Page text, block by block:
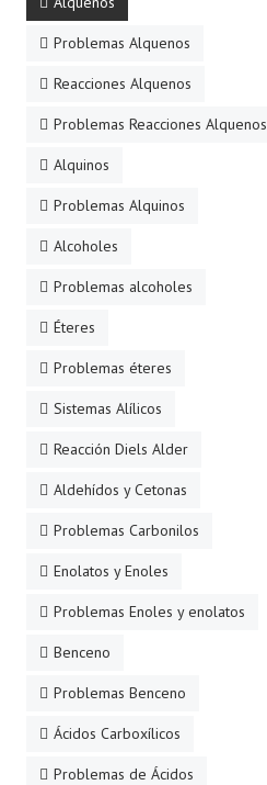
Problemas Alquenos
Reacciones Alquenos
Problemas Reacciones Alquenos
Alquinos
Problemas Alquinos
Alcoholes
Problemas alcoholes
Éteres
Problemas éteres
Sistemas Alílicos
Reacción Diels Alder
Aldehídos y Cetonas
Problemas Carbonilos
Enolatos y Enoles
Problemas Enoles y enolatos
Benceno
Problemas Benceno
Ácidos Carboxílicos
Problemas de Ácidos